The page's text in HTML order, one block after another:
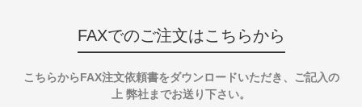
FAXでのご注文はこちらから
こちらからFAX注文依頼書をダウンロードいただき、ご記入の
上 弊社までお送り下さい。